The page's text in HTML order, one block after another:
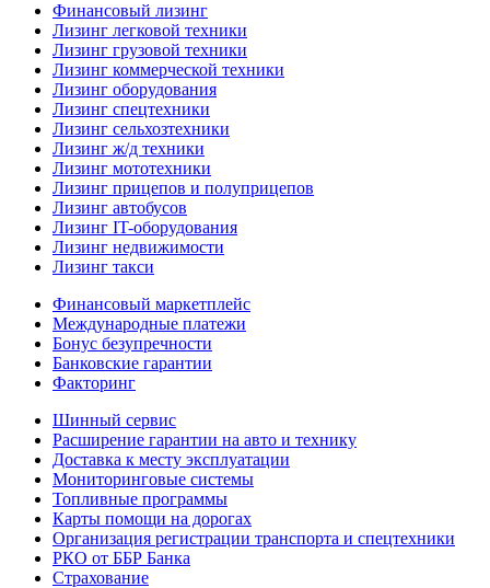
Финансовый лизинг
Лизинг легковой техники
Лизинг грузовой техники
Лизинг коммерческой техники
Лизинг оборудования
Лизинг спецтехники
Лизинг сельхозтехники
Лизинг ж/д техники
Лизинг мототехники
Лизинг прицепов и полуприцепов
Лизинг автобусов
Лизинг IT-оборудования
Лизинг недвижимости
Лизинг такси
Финансовый маркетплейс
Международные платежи
Бонус безупречности
Банковские гарантии
Факторинг
Шинный сервис
Расширение гарантии на авто и технику
Доставка к месту эксплуатации
Мониторинговые системы
Топливные программы
Карты помощи на дорогах
Организация регистрации транспорта и спецтехники
РКО от ББР Банка
Страхование